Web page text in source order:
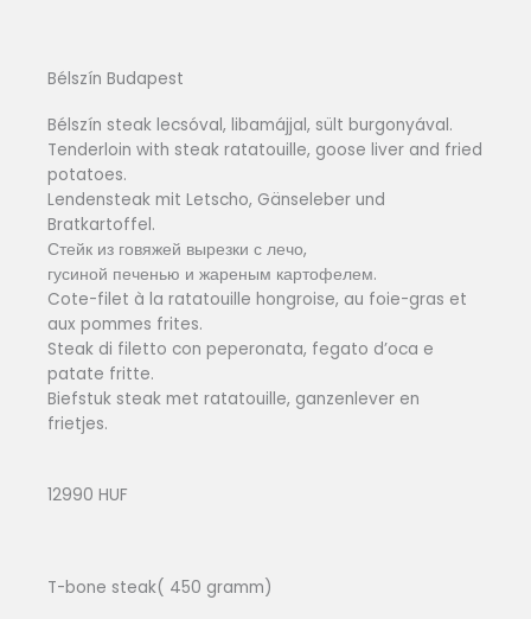
Bélszín Budapest
Bélszín steak lecsóval, libamájjal, sült burgonyával.
Tenderloin with steak ratatouille, goose liver and fried
potatoes.
Lendensteak mit Letscho, Gänseleber und
Bratkartoffel.
Стейк из говяжей вырезки с лечо,
гусиной печенью и жареным картофелем.
Cote-filet à la ratatouille hongroise, au foie-gras et
aux pommes frites.
Steak di filetto con peperonata, fegato d’oca e
patate fritte.
Biefstuk steak met ratatouille, ganzenlever en
frietjes.
12990 HUF
T-bone steak( 450 gramm)